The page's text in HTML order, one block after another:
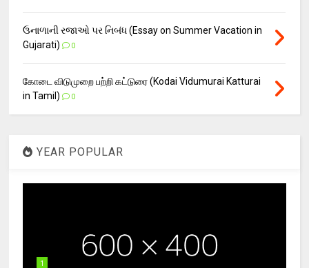
ઉનાળાની રજાઓ પર નિબંધ (Essay on Summer Vacation in
Gujarati)
0
கோடை விடுமுறை பற்றி கட்டுரை (Kodai Vidumurai Katturai
in Tamil)
0
YEAR POPULAR
1